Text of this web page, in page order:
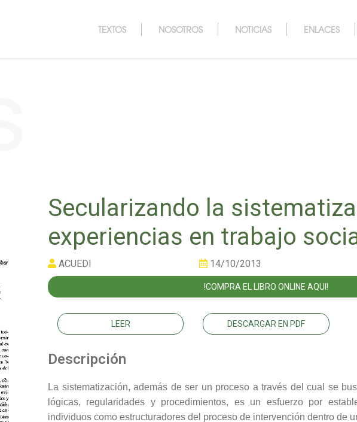
TEXTOS NOSOTROS NOTICIAS ENLACES
Secularizando la
experiencias en trabajo
ACUEDI 14/10/2013
!COMPRA EL LIBRO ONLINE AQUI!
LEER DESCARGAR EN PDF
Descripción
La sistematización, además de ser un proceso a través del cual se
lógicas, regularidades y procedimientos, es un esfuerzo por
individuos como estructuradores del proceso de intervención dentro de